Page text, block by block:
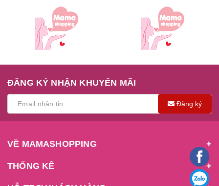
ĐĂNG KÝ NHẬN KHUYẾN MÃI
Đăng ký
VỀ MAMASHOPPING
THỐNG KÊ